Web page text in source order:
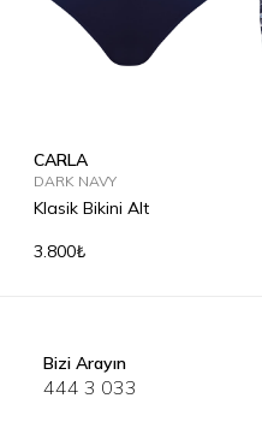
CARLA
DARK NAVY
Klasik Bikini Alt
3.800₺
Bizi Arayın
444 3 033